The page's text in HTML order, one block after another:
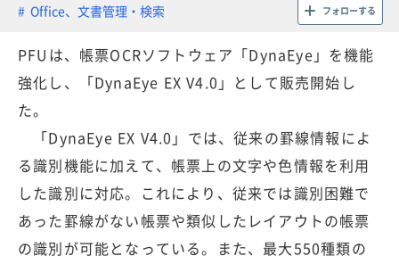
Office、文書管理・検索 フォローする
PFUは、帳票OCRソフトウェア「DynaEye」を機能
強化し、「DynaEye EX V4.0」として販売開始し
た。
「DynaEye EX V4.0」では、従来の罫線情報によ
る識別機能に加えて、帳票上の文字や色情報を利用
した識別に対応。これにより、従来では識別困難で
あった罫線がない帳票や類似したレイアウトの帳票
の識別が可能となっている。また、最大550種類の